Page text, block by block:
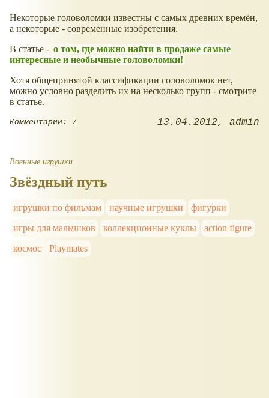
Некоторые головоломки известны с самых древних времён,
а некоторые - современные изобретения.
В статье - о том, где можно найти в продаже самые
интересные и необычные головоломки!
Хотя общепринятой классификации головоломок нет,
можно условно разделить их на несколько групп - смотрите
в статье.
Комментарии: 7 13.04.2012 admin
Военные игрушки
Звёздный путь
игрушки по фильмам научные игрушки
фигурки
игры для мальчиков
коллекционные куклы
action figure
космос
Playmates